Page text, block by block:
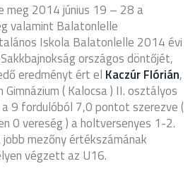
meg 2014 június 19 – 28 a
valamint Balatonlelle
Iskola Balatonlelle 2014 évi
országos döntőjét,
eredményt ért el Kaczúr Flórián,
( Kalocsa ) II. osztályos
9 fordulóból 7,0 pontot szerezve (
0 vereség ) a holtversenyes 1-2.
mezőny értékszámának
végzett az U16.